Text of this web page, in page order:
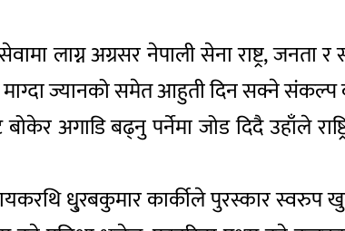
लाग्न अग्रसर नेपाली सेना राष्ट्र, जनता र
ज्यानको समेत आहुती दिन सक्ने संकल्प
अगाडि बढ्नु पर्नेमा जोड दिदै उहाँले
धु्रबकुमार कार्कीले पुरस्कार स्वरुप